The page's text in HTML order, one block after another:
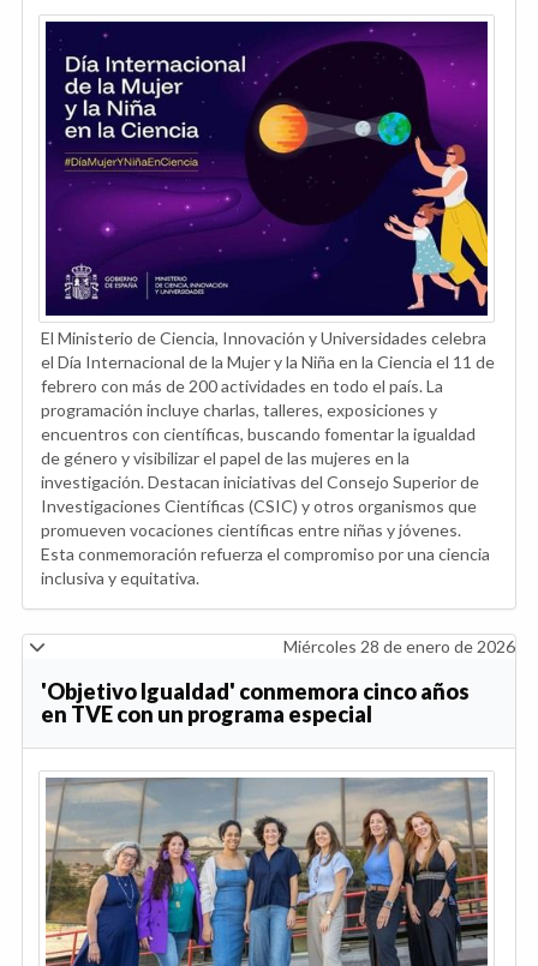
El Ministerio de Ciencia, Innovación y Universidades celebra
el Día Internacional de la Mujer y la Niña en la Ciencia el 11 de
febrero con más de 200 actividades en todo el país. La
programación incluye charlas, talleres, exposiciones y
encuentros con científicas, buscando fomentar la igualdad
de género y visibilizar el papel de las mujeres en la
investigación. Destacan iniciativas del Consejo Superior de
Investigaciones Científicas (CSIC) y otros organismos que
promueven vocaciones científicas entre niñas y jóvenes.
Esta conmemoración refuerza el compromiso por una ciencia
inclusiva y equitativa.
Miércoles 28 de enero de 2026
'Objetivo Igualdad' conmemora cinco años
en TVE con un programa especial